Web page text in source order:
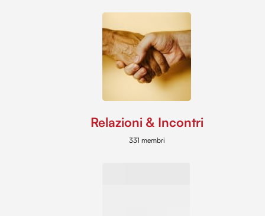
Relazioni & Incontri
331 membri